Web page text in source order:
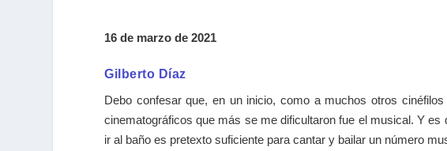
16 de marzo de 2021
Gilberto Díaz
Debo confesar que, en un inicio, como a muchos otros
cinematográficos que más se me dificultaron fue el musical. Y
ir al baño es pretexto suficiente para cantar y bailar un número